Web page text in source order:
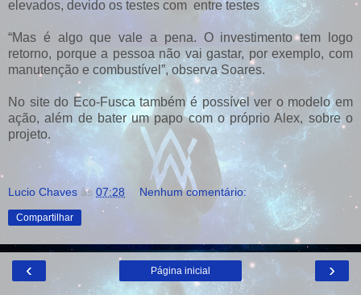
elevados, devido os testes com entre testes
“Mas é algo que vale a pena. O investimento tem logo
retorno, porque a pessoa não vai gastar, por exemplo, com
manutenção e combustível”, observa Soares.
No site do Eco-Fusca também é possível ver o modelo em
ação, além de bater um papo com o próprio Alex, sobre o
projeto.
Lucio Chaves às 07:28 Nenhum comentário:
Compartilhar
‹ ›
Página inicial